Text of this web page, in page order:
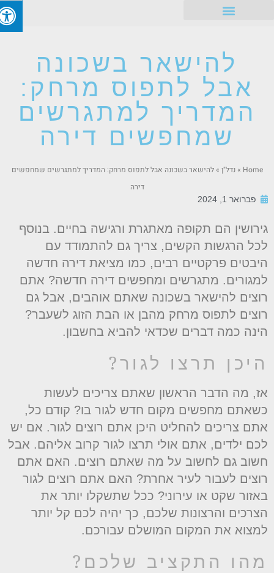
להישאר בשכונה
אבל לתפוס מרחק:
המדריך למתגרשים
שמחפשים דירה
Home
»נדל"ן»להישאר בשכונה אבל לתפוס מרחק: המדריך למתגרשים שמחפשים
דירה
פברואר 1, 2024
הם תקופה מאתגרת ורגישה בחיים. בנוסף
הרגשות הקשים, צריך גם להתמודד עם
פרקטיים רבים, כמו מציאת דירה חדשה
מתגרשים ומחפשים דירה חדשה? אתם
להישאר בשכונה שאתם אוהבים, אבל גם
לתפוס מרחק מהבן או הבת הזוג לשעבר?
כמה דברים שכדאי להביא בחשבון.
תרצו לגור?
מה הדבר הראשון שאתם צריכים לעשות
מחפשים מקום חדש לגור בו? קודם כל,
צריכים להחליט היכן אתם רוצים לגור. אם יש
ילדים, אתם אולי תרצו לגור קרוב אליהם. אבל
גם לחשוב על מה שאתם רוצים. האם אתם
לעבור לעיר אחרת? האם אתם רוצים לגור
שקט או עירוני? ככל שתשקלו יותר את
והרצונות שלכם, כך יהיה לכם קל יותר
את המקום המושלם עבורכם.
התקציב שלכם?